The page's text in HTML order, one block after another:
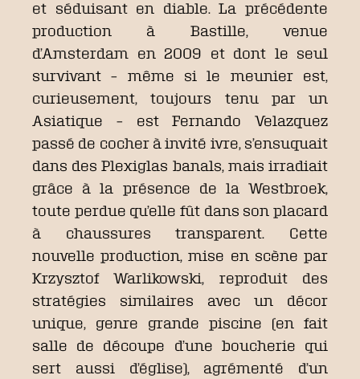
et séduisant en diable. La précédente
production à Bastille, venue
d’Amsterdam en 2009 et dont le seul
survivant – même si le meunier est,
curieusement, toujours tenu par un
Asiatique – est Fernando Velazquez
passé de cocher à invité ivre, s’ensuquait
dans des Plexiglas banals, mais irradiait
grâce à la présence de la Westbroek,
toute perdue qu’elle fût dans son placard
à chaussures transparent. Cette
nouvelle production, mise en scène par
Krzysztof Warlikowski, reproduit des
stratégies similaires avec un décor
unique, genre grande piscine (en fait
salle de découpe d’une boucherie qui
sert aussi d’église), agrémenté d’un